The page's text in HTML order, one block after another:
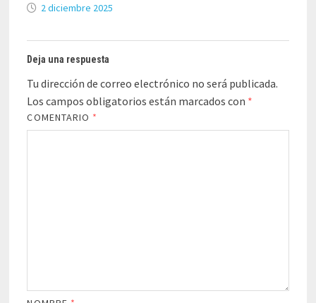
2 diciembre 2025
Deja una respuesta
Tu dirección de correo electrónico no será publicada.
Los campos obligatorios están marcados con *
COMENTARIO *